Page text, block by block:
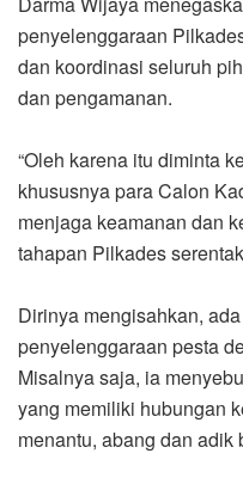
penyelenggaraan
dan koordinasi seluruh
dan pengamanan.
“Oleh karena itu diminta
khususnya para Calon
menjaga keamanan dan
tahapan Pilkades
Dirinya mengisahkan,
penyelenggaraan pesta
Misalnya saja, ia
yang memiliki hubungan
menantu, abang dan adik